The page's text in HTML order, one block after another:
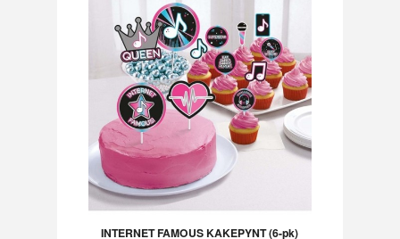
INTERNET FAMOUS KAKEPYNT (6-pk)